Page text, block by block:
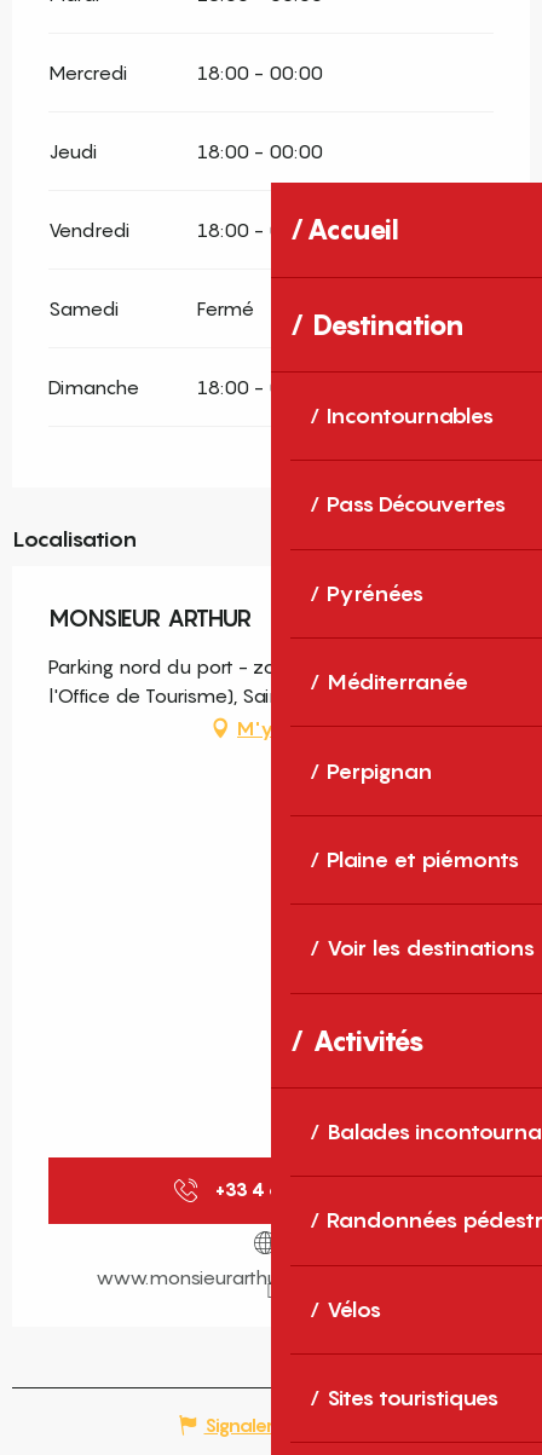
Accueil
Destination
Incontournables
Pass Découvertes
Pyrénées
Méditerranée
Perpignan
Plaine et piémonts
Voir les destinations
Activités
Balades
Randonnées
Vélos
Sites touristiques
Mercredi 18:00 - 00:00
Jeudi 18:00 - 00:00
Vendredi 18:00 - 00:00
Samedi Fermé
Dimanche 18:00 - 00:00
Localisation
MONSIEUR ARTHUR
Parking nord du port - zone d'activités, (Près de
l'Office de Tourisme), Saint-Cyprien
M'y rendre
+33 4 68 21 01
www.monsieurarthur-saintcyprien.com
Signaler une erreur